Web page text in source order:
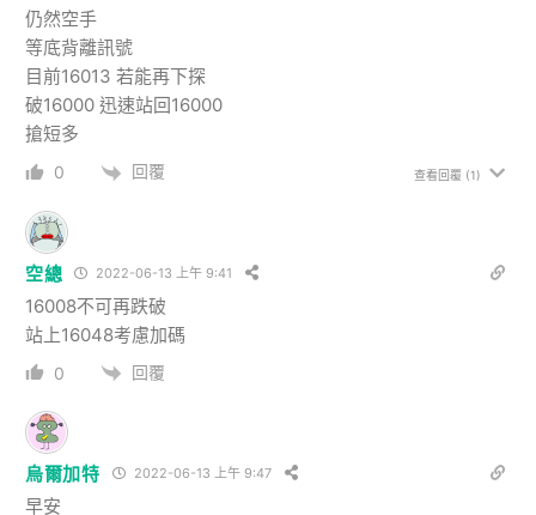
仍然空手
等底背離訊號
目前16013 若能再下探
破16000 迅速站回16000
搶短多
0 回覆 查看回覆 (1)
空總 2022-06-13 上午 9:41
16008不可再跌破
站上16048考慮加碼
0 回覆
烏爾加特 2022-06-13 上午 9:47
早安